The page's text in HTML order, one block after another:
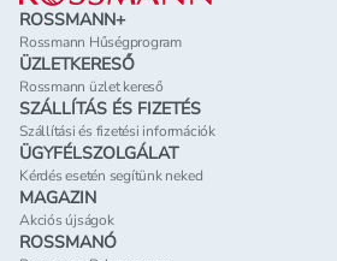
ROSSMANN+
Rossmann Hűségprogram
ÜZLETKERESŐ
Rossmann üzlet kereső
SZÁLLÍTÁS ÉS FIZETÉS
Szállítási és fizetési információk
ÜGYFÉLSZOLGÁLAT
Kérdés esetén segítünk neked
MAGAZIN
Akciós újságok
ROSSMANÓ